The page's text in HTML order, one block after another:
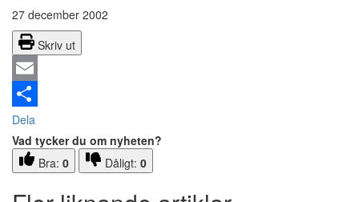
27 december 2002
Skriv ut
Email
Dela
Vad tycker du om nyheten?
Bra: 0 Dåligt: 0